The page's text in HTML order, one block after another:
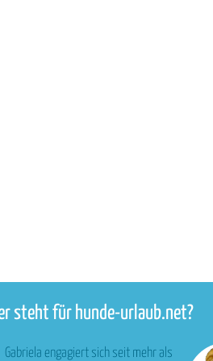
steht für hunde-urlaub.net?
Gabriela engagiert sich seit mehr als